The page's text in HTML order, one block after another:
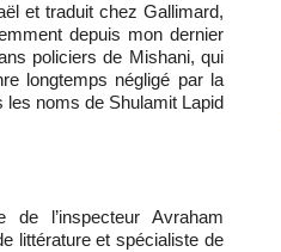
et traduit chez Gallimard,
depuis mon dernier
policiers de Mishani, qui
longtemps négligé par la
les noms de Shulamit Lapid
l’inspecteur Avraham
littérature et spécialiste de